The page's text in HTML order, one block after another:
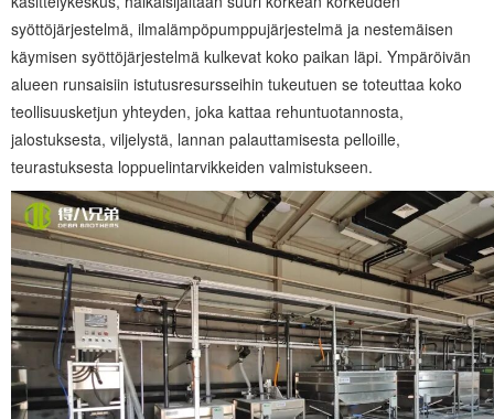
syöttöjärjestelmä, ilmalämpöpumppujärjestelmä ja nestemäisen
käymisen syöttöjärjestelmä kulkevat koko paikan läpi. Ympäröivän
alueen runsaisiin istutusresursseihin tukeutuen se toteuttaa koko
teollisuusketjun yhteyden, joka kattaa rehuntuotannosta,
jalostuksesta, viljelystä, lannan palauttamisesta pelloille,
teurastuksesta loppuelintarvikkeiden valmistukseen.